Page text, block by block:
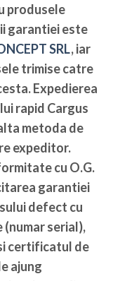
produsele
garantiei este
SRL, iar
trimise catre
Expedierea
rapid Cargus
metoda de
expeditor.
cu O.G.
garantiei
defect cu
serial),
certificatul de
ajung